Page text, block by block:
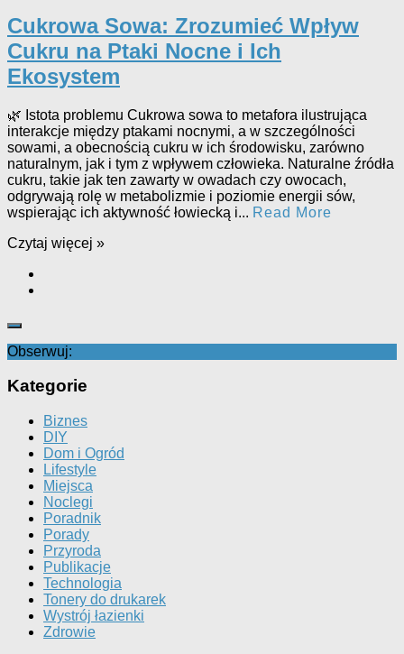
Cukrowa Sowa: Zrozumieć Wpływ
Cukru na Ptaki Nocne i Ich
Ekosystem
🌿 Istota problemu Cukrowa sowa to metafora ilustrująca
interakcje między ptakami nocnymi, a w szczególności
sowami, a obecnością cukru w ich środowisku, zarówno
naturalnym, jak i tym z wpływem człowieka. Naturalne źródła
cukru, takie jak ten zawarty w owadach czy owocach,
odgrywają rolę w metabolizmie i poziomie energii sów,
wspierając ich aktywność łowiecką i... Read More
Czytaj więcej »
Obserwuj:
Kategorie
Biznes
DIY
Dom i Ogród
Lifestyle
Miejsca
Noclegi
Poradnik
Porady
Przyroda
Publikacje
Technologia
Tonery do drukarek
Wystrój łazienki
Zdrowie